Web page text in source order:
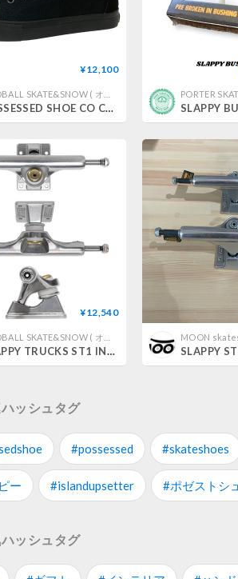
¥12,100
POSSESSED SHOE CO CREEPY BLACK PS-SP12
PORTER
SLAPPY
¥12,540
SLAPPY TRUCKS ST1 INVERTED HOLLOW LIGHTS ULTRA LOW KINGPIN Polished
ッシュタグ
#possessed #skateshoes
ー #islandupsetter #ポゼストシ
ハッシュタグ